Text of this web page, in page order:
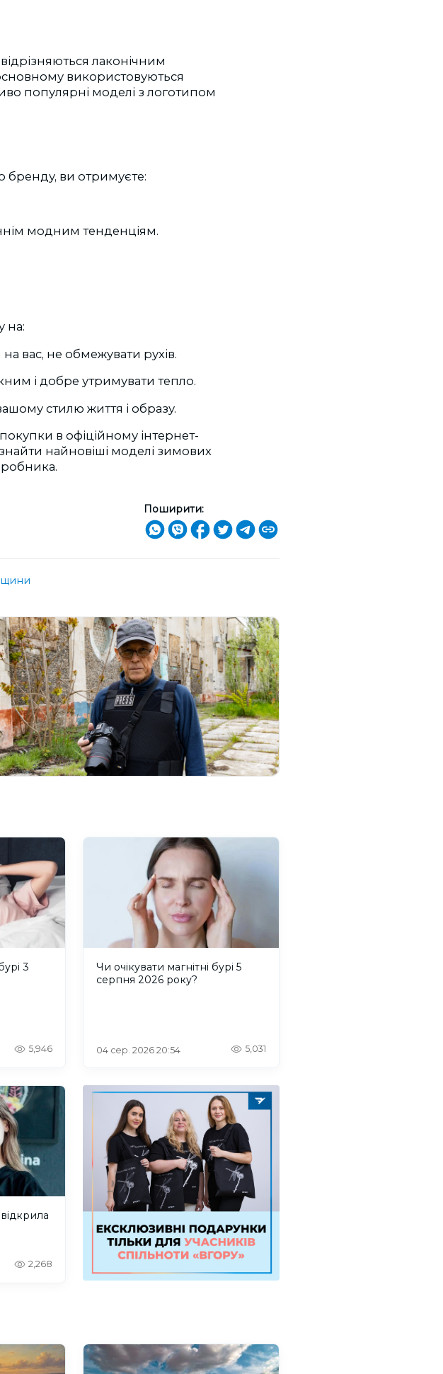
лаконічним
використовуються
популярні моделі з логотипом
бренду, ви отримуєте:
модним тенденціям.
на:
вас, не обмежувати рухів.
і добре утримувати тепло.
стилю життя і образу.
в офіційному інтернет-
найновіші моделі зимових
Поширити:
3
5,946
Чи очікувати магнітні бурі 5
серпня 2026 року?
04 сер. 2026 20:54 5,031
2,268